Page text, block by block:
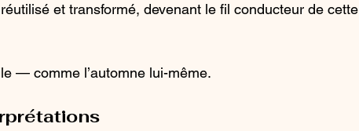
et transformé, devenant le fil conducteur de cette
— comme l’automne lui-même.